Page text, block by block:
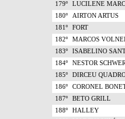
179º
LUCILENE
180º
AIRTON ARTUS
181º
FORT
182º
MARCOS
183º
ISABELINO
184º
NESTOR
185º
DIRCEU
186º
CORONEL
187º
BETO GRILL
188º
HALLEY